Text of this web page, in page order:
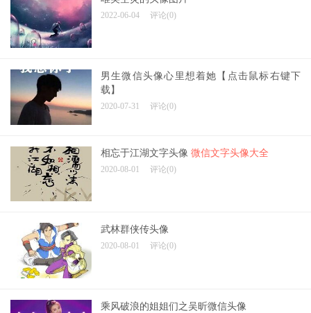
2022-06-04 评论(0)
男生微信头像心里想着她【点击鼠标右键下
载】
2020-07-31 评论(0)
相忘于江湖文字头像 微信文字头像大全
2020-08-01 评论(0)
武林群侠传头像
2020-08-01 评论(0)
乘风破浪的姐姐们之吴昕微信头像